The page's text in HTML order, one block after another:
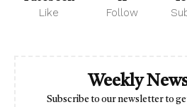
Like Follow
Weekly
Subscribe to our newsletter to